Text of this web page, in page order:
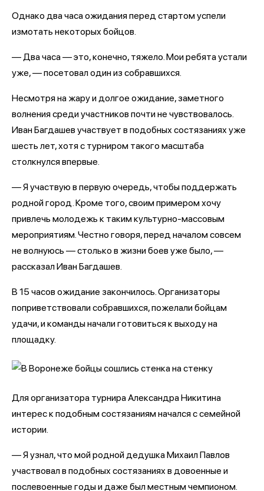
Однако два часа ожидания перед стартом успели
измотать некоторых бойцов.
— Два часа — это, конечно, тяжело. Мои ребята устали
уже, — посетовал один из собравшихся.
Несмотря на жару и долгое ожидание, заметного
волнения среди участников почти не чувствовалось.
Иван Багдашев участвует в подобных состязаниях уже
шесть лет, хотя с турниром такого масштаба
столкнулся впервые.
— Я участвую в первую очередь, чтобы поддержать
родной город. Кроме того, своим примером хочу
привлечь молодежь к таким культурно-массовым
мероприятиям. Честно говоря, перед началом совсем
не волнуюсь — столько в жизни боев уже было, —
рассказал Иван Багдашев.
В 15 часов ожидание закончилось. Организаторы
поприветствовали собравшихся, пожелали бойцам
удачи, и команды начали готовиться к выходу на
площадку.
Для организатора турнира Александра Никитина
интерес к подобным состязаниям начался с семейной
истории.
— Я узнал, что мой родной дедушка Михаил Павлов
участвовал в подобных состязаниях в довоенные и
послевоенные годы и даже был местным чемпионом.